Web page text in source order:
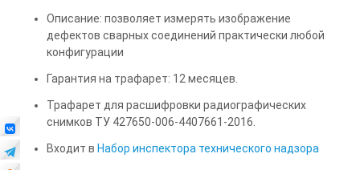
Описание: позволяет измерять изображение
дефектов сварных соединений практически любой
конфигурации
Гарантия на трафарет: 12 месяцев.
Трафарет для расшифровки радиографических
снимков ТУ 427650-006-4407661-2016.
Входит в Набор инспектора технического надзора